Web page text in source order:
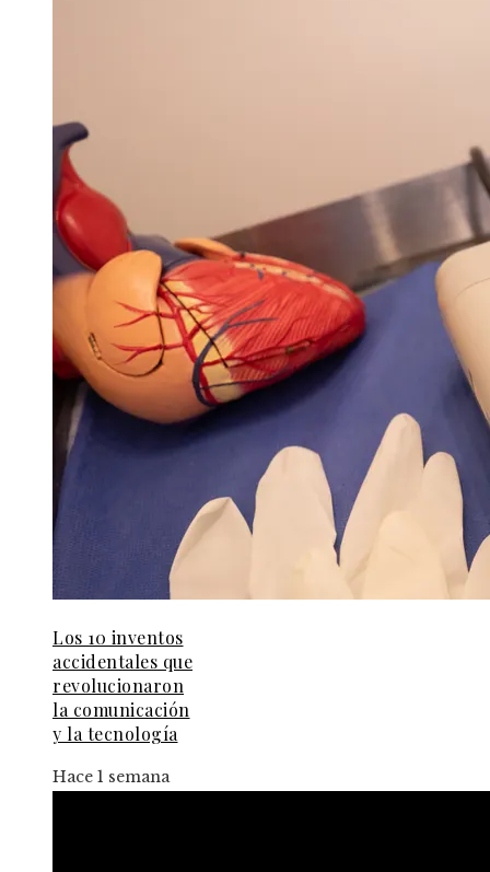
Los 10 inventos
accidentales que
revolucionaron
la comunicación
y la tecnología
Hace 1 semana